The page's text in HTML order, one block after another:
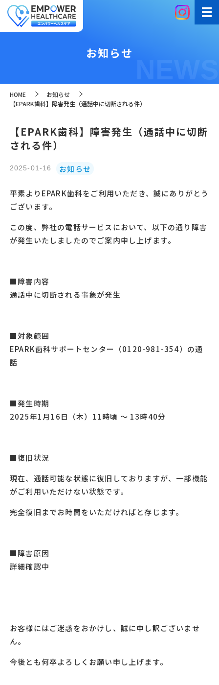
お知らせ
NEWS
HOME
お知らせ
【EPARK歯科】障害発生（通話中に切断される件）
【EPARK歯科】障害発生（通話中に切断
される件）
2025-01-16 お知らせ
平素より EPARK歯科をご利用いただき、誠にありがとう
ございます。
この度、弊社の電話サービスにおいて、以下の通り障害
が発生いたしましたのでご案内申し上げます。
■障害内容
通話中に切断される事象が発生
■対象範囲
EPARK歯科サポートセンター（0120-981-354）の通
話
■発生時期
2025年1月16日（木） 11時頃 ～ 13時40分
■復旧状況
現在、通話可能な状態に復旧しておりますが、一部機能
がご利用いただけない状態です。
完全復旧までお時間をいただければと存じます。
■障害原因
詳細確認中
お客様にはご迷惑をおかけし、誠に申し訳ございませ
ん。
今後とも何卒よろしくお願い申し上げます。